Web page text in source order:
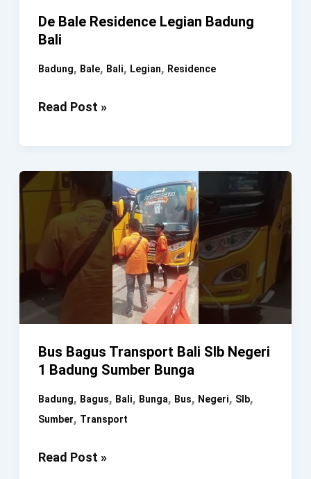
De Bale Residence Legian Badung
Bali
Badung, Bale, Bali, Legian, Residence
De
Badung
Read Post »
Bus Bagus Transport Bali Slb Negeri
1 Badung Sumber Bunga
Badung, Bagus, Bali, Bunga, Bus, Negeri, Slb,
Sumber, Transport
Bus
Read Post »